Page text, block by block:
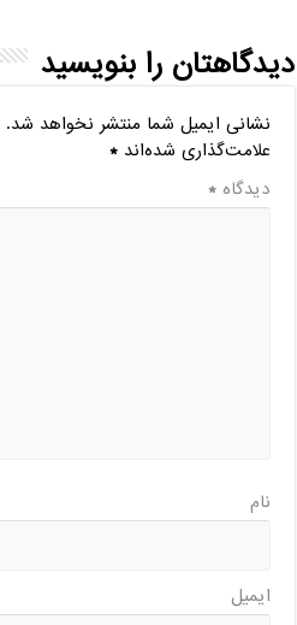
دیدگاهتان را بنویسید
نشانی ایمیل شما منتشر نخواهد شد.
علامت‌گذاری شده‌اند*
دیدگاه*
نام
ایمیل